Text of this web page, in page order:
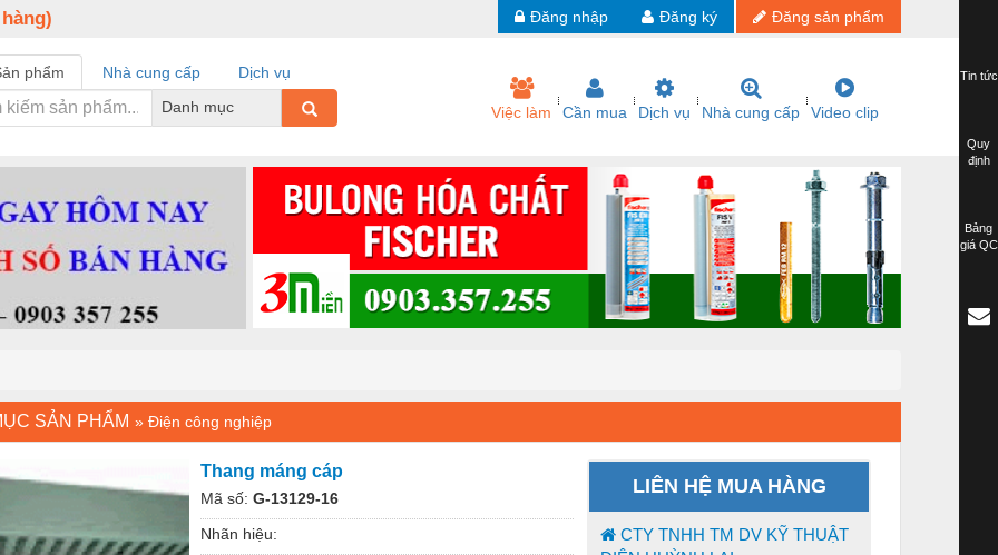
Đăng sản phẩm
Đăng ký
Đăng nhập
phẩm Nhà cung cấp
Dịch vụ
Danh mục
Việc làm Cần mua Dịch vụ Nhà cung cấp Video clip
SẢN PHẨM » Điện công nghiệp
Thang máng cáp
Mã số: G-13129-16
Nhãn hiệu:
LIÊN HỆ MUA HÀNG
CTY TNHH TM DV KỸ THUẬT
Tin tức
Quy
định
Bảng
giá QC